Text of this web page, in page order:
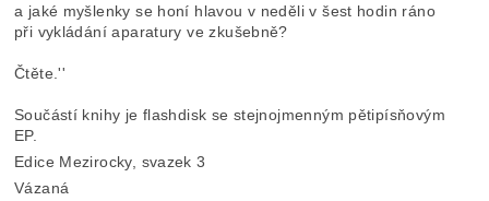
a jaké myšlenky se honí hlavou v neděli v šest hodin ráno
při vykládání aparatury ve zkušebně?
Čtěte.''
Součástí knihy je flashdisk se stejnojmenným pětipísňovým
EP.
Edice Mezirocky, svazek 3
Vázaná